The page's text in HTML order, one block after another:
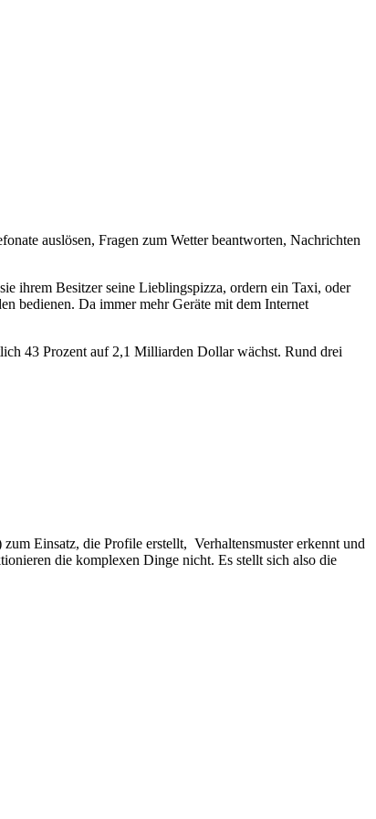
auslösen, Fragen zum Wetter beantworten, Nachrichten
ihrem Besitzer seine Lieblingspizza, ordern ein Taxi, oder
bedienen. Da immer mehr Geräte mit dem Internet
43 Prozent auf 2,1 Milliarden Dollar wächst. Rund drei
Einsatz, die Profile erstellt, Verhaltensmuster erkennt und
die komplexen Dinge nicht. Es stellt sich also die